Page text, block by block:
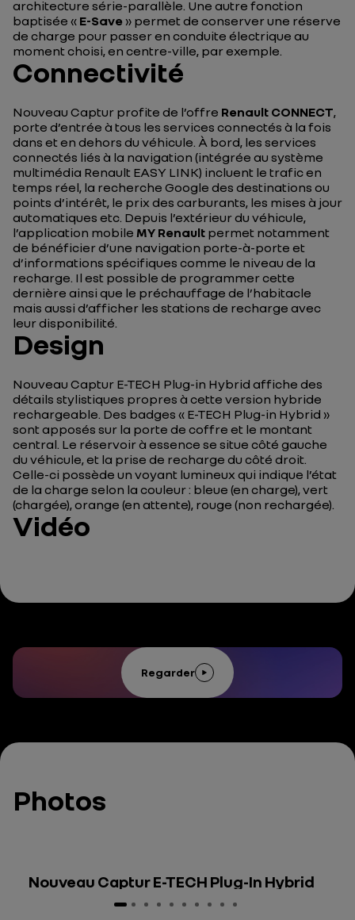
architecture série-parallèle. Une autre fonction
baptisée « E-Save » permet de conserver une réserve
de charge pour passer en conduite électrique au
moment choisi, en centre-ville, par exemple.
Connectivité
Nouveau Captur profite de l’offre Renault CONNECT,
porte d’entrée à tous les services connectés à la fois
dans et en dehors du véhicule. À bord, les services
connectés liés à la navigation (intégrée au système
multimédia Renault EASY LINK) incluent le trafic en
temps réel, la recherche Google des destinations ou
points d’intérêt, le prix des carburants, les mises à jour
automatiques etc. Depuis l’extérieur du véhicule,
l’application mobile MY Renault permet notamment
de bénéficier d’une navigation porte-à-porte et
d’informations spécifiques comme le niveau de la
recharge. Il est possible de programmer cette
dernière ainsi que le préchauffage de l’habitacle
mais aussi d’afficher les stations de recharge avec
leur disponibilité.
Design
Nouveau Captur E-TECH Plug-in Hybrid affiche des
détails stylistiques propres à cette version hybride
rechargeable. Des badges « E-TECH Plug-in Hybrid »
sont apposés sur la porte de coffre et le montant
central. Le réservoir à essence se situe côté gauche
du véhicule, et la prise de recharge du côté droit.
Celle-ci possède un voyant lumineux qui indique l’état
de la charge selon la couleur : bleue (en charge), vert
(chargée), orange (en attente), rouge (non rechargée).
Vidéo
Regarder
Photos
Nouveau Captur E-TECH Plug-In Hybrid